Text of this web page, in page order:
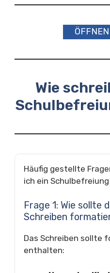
Wie
Häufig gestellte
ich ein
Frage 1: Wie sollte
Schreiben
Das Schreiben sollte
enthalten: